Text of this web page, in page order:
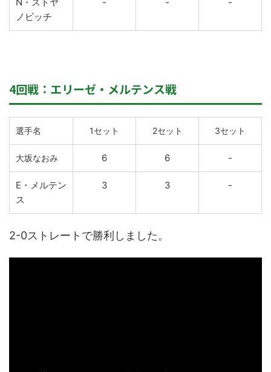
ノビッチ
4回戦：エリーゼ・メルテンス戦
選手名 1セット 2セット 3セット
大坂なおみ 6 6 -
E・メルテン
ス
3 3 -
2-0ストレートで勝利しました。